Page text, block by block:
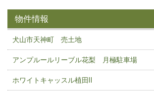
物件情報
犬山市天神町 売土地
アンプルールリーブル花梨 月極駐車場
ホワイトキャッスル植田Ⅱ